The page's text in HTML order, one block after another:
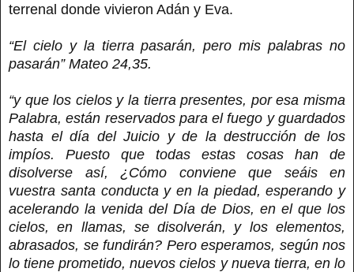
terrenal donde vivieron Adán y Eva.
“El cielo y la tierra pasarán, pero mis palabras no
pasarán” Mateo 24,35.
“y que los cielos y la tierra presentes, por esa misma
Palabra, están reservados para el fuego y guardados
hasta el día del Juicio y de la destrucción de los
impíos. Puesto que todas estas cosas han de
disolverse así, ¿Cómo conviene que seáis en
vuestra santa conducta y en la piedad, esperando y
acelerando la venida del Día de Dios, en el que los
cielos, en llamas, se disolverán, y los elementos,
abrasados, se fundirán? Pero esperamos, según nos
lo tiene prometido, nuevos cielos y nueva tierra, en lo